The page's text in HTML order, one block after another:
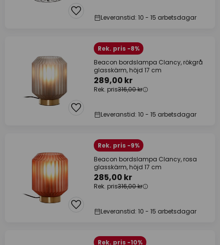
Leveranstid: 10 - 15 arbetsdagar
Rek. pris -8%
Beacon bordslampa Clancy, rökgrå
glasskärm, höjd 17 cm
289,00 kr
Rek. pris316,00 kr
Leveranstid: 10 - 15 arbetsdagar
Rek. pris -9%
Beacon bordslampa Clancy, rosa
glasskärm, höjd 17 cm
285,00 kr
Rek. pris316,00 kr
Leveranstid: 10 - 15 arbetsdagar
Rek. pris -10%